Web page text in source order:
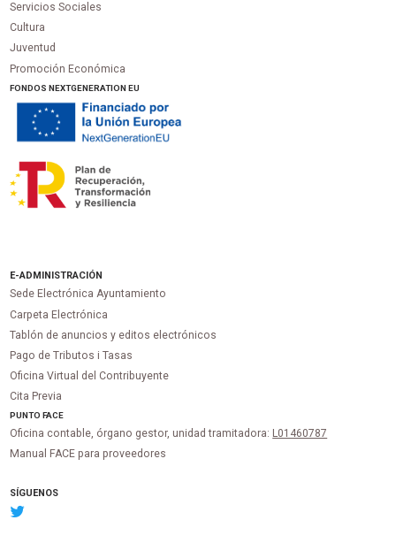
Servicios Sociales
Cultura
Juventud
Promoción Económica
FONDOS NEXTGENERATION EU
E-ADMINISTRACIÓN
Sede Electrónica Ayuntamiento
Carpeta Electrónica
Tablón de anuncios y editos electrónicos
Pago de Tributos i Tasas
Oficina Virtual del Contribuyente
Cita Previa
PUNTOFACE
Oficina contable, órgano gestor, unidad tramitadora: L01460787
Manual FACE para proveedores
SÍGUENOS